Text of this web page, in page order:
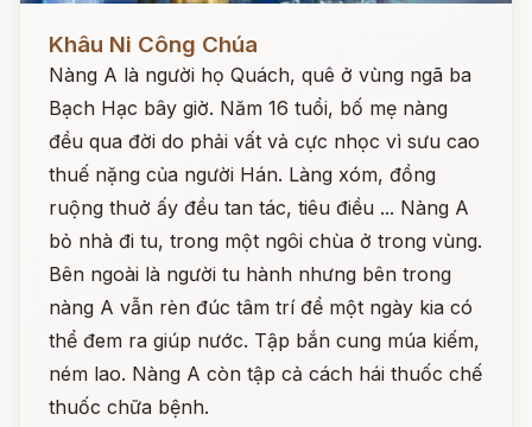
Khâu Ni Công Chúa
Nàng A là người họ Quách, quê ở vùng ngã ba
Bạch Hạc bây giờ. Năm 16 tuổi, bố mẹ nàng
đều qua đời do phải vất vả cực nhọc vì sưu cao
thuế nặng của người Hán. Làng xóm, đồng
ruộng thuở ấy đều tan tác, tiêu điều ... Nàng A
bỏ nhà đi tu, trong một ngôi chùa ở trong vùng.
Bên ngoài là người tu hành nhưng bên trong
nàng A vẫn rèn đúc tâm trí để một ngày kia có
thể đem ra giúp nước. Tập bắn cung múa kiếm,
ném lao. Nàng A còn tập cả cách hái thuốc chế
thuốc chữa bệnh.